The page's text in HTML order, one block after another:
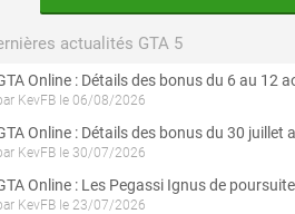
actualités GTA 5
KevFB le 06/08/2026
KevFB le 30/07/2026
KevFB le 23/07/2026